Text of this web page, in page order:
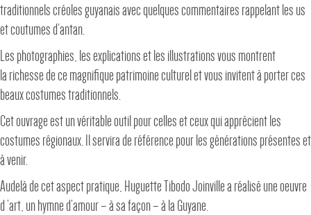
traditionnels créoles guyanais avec quelques commentaires rappelant les us
et coutumes d’antan.
Les photographies, les explications et les illustrations vous montrent
la richesse de ce magnifique patrimoine culturel et vous invitent à porter ces
beaux costumes traditionnels.
Cet ouvrage est un véritable outil pour celles et ceux qui apprécient les
costumes régionaux. Il servira de référence pour les générations présentes et
à venir.
Audelà de cet aspect pratique, Huguette Tibodo Joinville a réalisé une oeuvre
d ’art, un hymne d’amour – à sa façon – à la Guyane.